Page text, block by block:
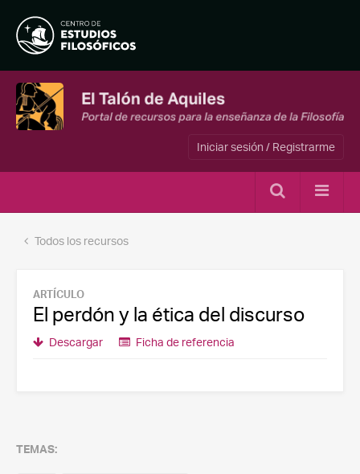
Iniciar sesión / Registrarme
Todos los recursos
ARTÍCULO
El perdón y la ética del discurso
Descargar Ficha de referencia
TEMAS: